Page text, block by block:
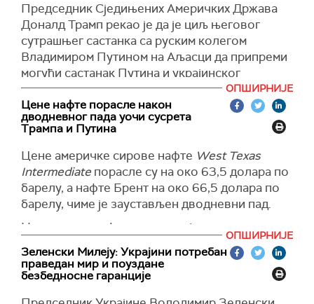
Председник Сједињених Америчких Држава
Доналд Трамп рекао је да је циљ његовог
сутрашњег састанка са руским колегом
Владимиром Путином на Аљасци да припреми
могући састанак Путина и украјинског
председника Володимира Зеленског, који ће,
како је нагласио, бити важнији.
"Све што желим јесте да 'поставим сто' за
се одржи. Волео бих да се то деси веома
брзо“, рекао је Трамп новинарима у Овалном
кабинет.
Додао је да би волео да могући сусрет Путина
и Зеленског буде одржан такође на Аљасци,
као и да мисли да ће Путин и Зеленски
"склопити мир".
"Важнији састанак биће други – са Путином,
ОПШИРНИЈЕ
Цене нафте порасле након
дводневног пада уочи сусрета
Трампа и Путина
Цене америчке сирове нафте West Texas
Intermediateпорасле су на око 63,5 долара по
барелу, а нафте Брент на око 66,5 долара по
барелу, чиме је заустављен дводневни пад.
На тржиште нафте пре свега је утицало
повећање ризика уочи разговора између
америчког председника Доналда Трампа и
руског председника Владимира Путина,
ОПШИРНИЈЕ
Зеленски Милеју: Украјини потребан
праведан мир и поуздане
безбедносне гаранције